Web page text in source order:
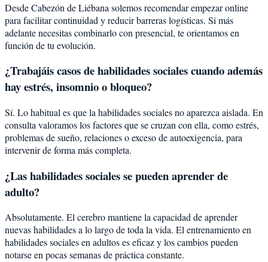
Desde Cabezón de Liébana solemos recomendar empezar online
para facilitar continuidad y reducir barreras logísticas. Si más
adelante necesitas combinarlo con presencial, te orientamos en
función de tu evolución.
¿Trabajáis casos de habilidades sociales cuando además
hay estrés, insomnio o bloqueo?
Sí. Lo habitual es que la habilidades sociales no aparezca aislada. En
consulta valoramos los factores que se cruzan con ella, como estrés,
problemas de sueño, relaciones o exceso de autoexigencia, para
intervenir de forma más completa.
¿Las habilidades sociales se pueden aprender de
adulto?
Absolutamente. El cerebro mantiene la capacidad de aprender
nuevas habilidades a lo largo de toda la vida. El entrenamiento en
habilidades sociales en adultos es eficaz y los cambios pueden
notarse en pocas semanas de práctica constante.